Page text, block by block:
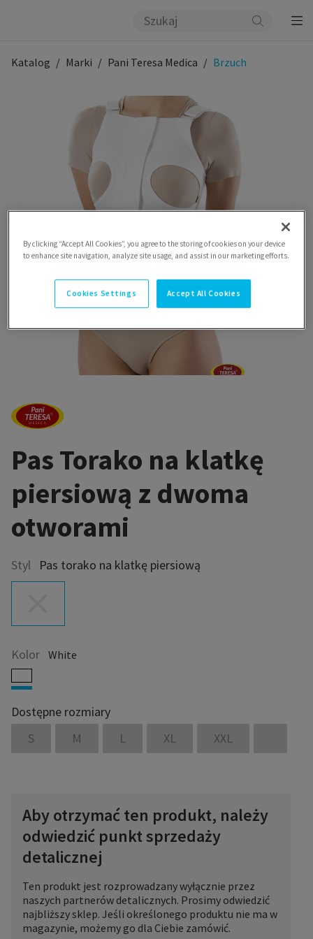
Katalog Marki Pani Teresa Medica Brzuch
Pas Torako na klatkę
piersiową z dwoma
otworami
Styl Pas torako na klatkę piersiową
Kolor White
Dostępne rozmiary
S
M L XL XXL
Aby otrzymać ten produkt, należy
odwiedzić punkt sprzedaży
detalicznej
Ten produkt jest rozprowadzany wyłącznie przez
naszych partnerów detalicznych. Prosimy odwiedzić
najbliższy sklep. Jeśli określonego produktu nie ma w
magazynie, możemy go dla Ciebie zamówić.
By clicking “Accept All Cookies”, you agree to the storing of cookies on your device
to enhance site navigation, analyze site usage, and assist in our marketing efforts.
Cookies Settings Accept All Cookies